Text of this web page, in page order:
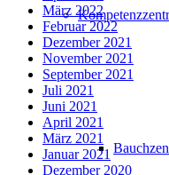
März 2022
Februar 2022
Dezember 2021
November 2021
September 2021
Juli 2021
Juni 2021
April 2021
März 2021
Januar 2021
Dezember 2020